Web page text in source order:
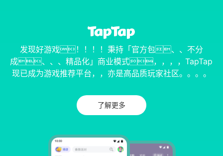
发现好游戏！！！！秉持「官方包、、不分
成、、、精品化」商业模式，，，，TapTap
现已成为游戏推荐平台，，亦是高品质玩家社区。。。。
了解更多